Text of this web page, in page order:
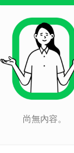
尚無內容。